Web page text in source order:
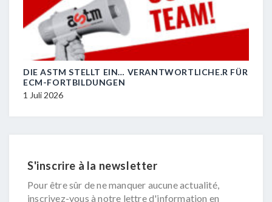
DIE ASTM STELLT EIN… VERANTWORTLICHE.R FÜR
ECM-FORTBILDUNGEN
1 Juli 2026
S'inscrire à la newsletter
Pour être sûr de ne manquer aucune actualité,
inscrivez-vous à notre lettre d'information en